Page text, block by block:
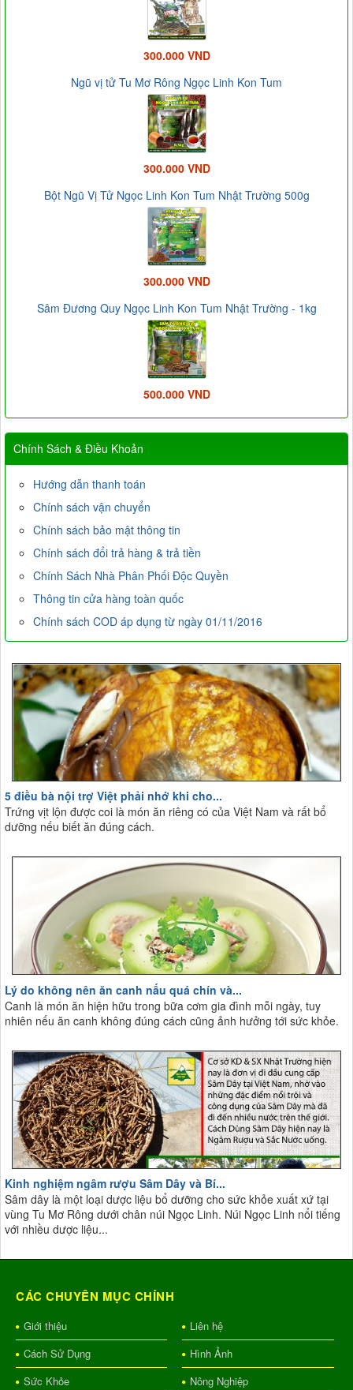
300.000 VND
Ngũ vị tử Tu Mơ Rông Ngọc Linh Kon Tum
300.000 VND
Bột Ngũ Vị Tử Ngọc Linh Kon Tum Nhật Trường 500g
300.000 VND
Sâm Đương Quy Ngọc Linh Kon Tum Nhật Trường - 1kg
500.000 VND
Chính Sách & Điều Khoản
Hướng dẫn thanh toán
Chính sách vận chuyển
Chính sách bảo mật thông tin
Chính sách đổi trả hàng & trả tiền
Chính Sách Nhà Phân Phối Độc Quyền
Thông tin cửa hàng toàn quốc
Chính sách COD áp dụng từ ngày 01/11/2016
5 điều bà nội trợ Việt phải nhớ khi cho...
Trứng vịt lộn được coi là món ăn riêng có của Việt Nam và rất bổ
dưỡng nếu biết ăn đúng cách.
Lý do không nên ăn canh nấu quá chín và...
Canh là món ăn hiện hữu trong bữa cơm gia đình mỗi ngày, tuy
nhiên nếu ăn canh không đúng cách cũng ảnh hưởng tới sức khỏe.
Kinh nghiệm ngâm rượu Sâm Dây và Bí...
Sâm dây là một loại dược liệu bổ dưỡng cho sức khỏe xuất xứ tại
vùng Tu Mơ Rông dưới chân núi Ngọc Linh. Núi Ngọc Linh nổi tiếng
với nhiều dược liệu...
CÁC CHUYÊN MỤC CHÍNH
Giới thiệu
Liên hệ
Cách Sử Dụng
Hình Ảnh
Sức Khỏe
Nông Nghiệp